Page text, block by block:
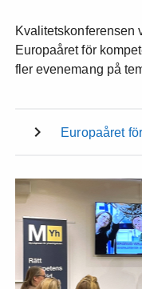
Kvalitetskonferensen
Europaåret för
fler evenemang på
Europaåret